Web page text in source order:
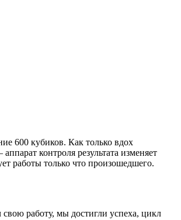
600 кубиков. Как только вдох
контроля результата изменяет
работы только что произошедшего.
работу, мы достигли успеха, цикл